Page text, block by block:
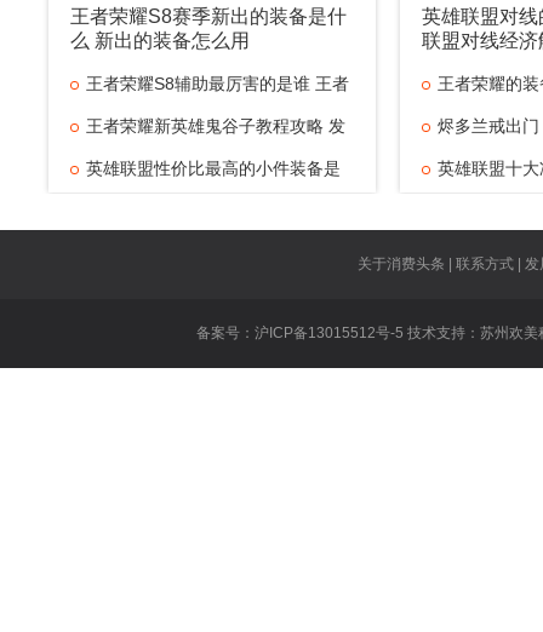
王者荣耀S8赛季新出的装备是什
么 新出的装备怎么用
王者荣耀S8辅助最厉害的是谁 王者
王者荣耀新英雄鬼谷子教程攻略 发
英雄联盟性价比最高的小件装备是
英雄联盟对
联盟对线经济
王者荣耀的
烬多兰戒出
英雄联盟十
王者荣耀技
王者荣耀遇
关于消费头条 | 联系方式 |
备案号：沪ICP备13015512号-5 技术支持： 苏州欢美